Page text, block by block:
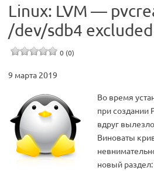
Linux: LVM —
/dev/sdb4
0 (0)
9 марта 2019
Во время
при создании
вдруг
Виноваты
новый